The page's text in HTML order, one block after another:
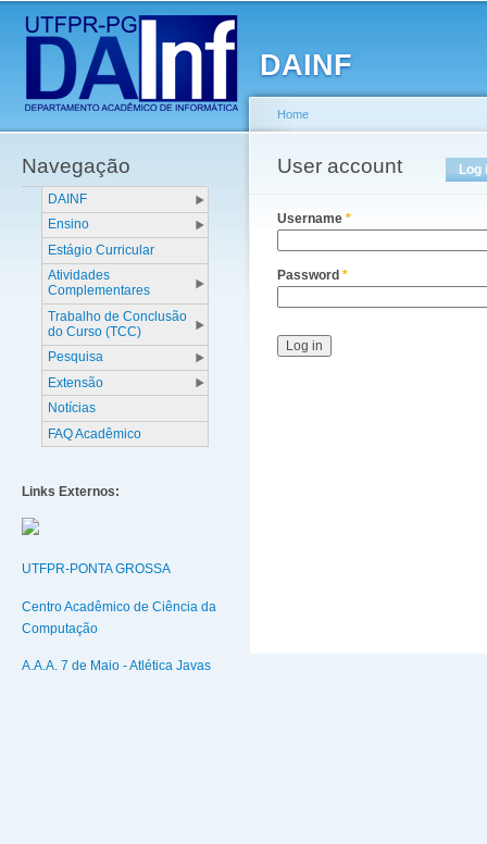
DAINF
Main menu
Navegação
DAINF
Ensino
Estágio Curricular
Atividades
Complementares
Trabalho de Conclusão
do Curso (TCC)
Pesquisa
Extensão
Notícias
FAQ Acadêmico
Links Externos:
UTFPR-PONTA GROSSA
Centro Acadêmico de Ciência da
Computação
A.A.A. 7 de Maio - Atlética Javas
You are here
Home
User account
Primary tabs Log
Username *
Password *